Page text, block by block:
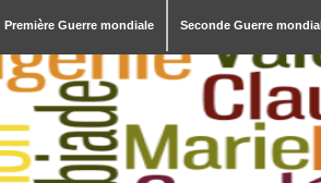
Première Guerre mondiale Seconde Guerre